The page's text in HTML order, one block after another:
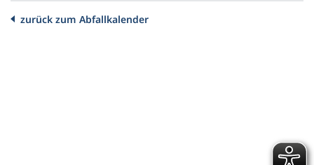
zurück zum Abfallkalender